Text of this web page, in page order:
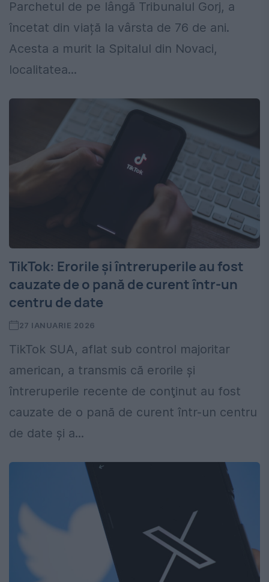
Parchetul de pe lângă Tribunalul Gorj, a
încetat din viață la vârsta de 76 de ani.
Acesta a murit la Spitalul din Novaci,
localitatea...
TikTok: Erorile şi întreruperile au fost
cauzate de o pană de curent într-un
centru de date
27 IANUARIE 2026
TikTok SUA, aflat sub control majoritar
american, a transmis că erorile şi
întreruperile recente de conţinut au fost
cauzate de o pană de curent într-un centru
de date şi a...